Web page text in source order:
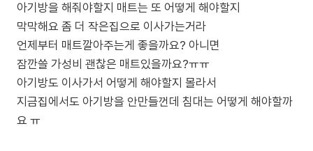
아기방을 해줘야할지 매트는 또 어떻게 해야할지
막막해요 좀 더 작은집으로 이사가는거라
언제부터 매트깔아주는게 좋을까요? 아니면
잠깐쓸 가성비 괜찮은 매트있을까요?ㅠㅠ
아기방도 이사가서 어떻게 해야할지 몰라서
지금집에서도 아기방을 안만들껀데 침대는 어떻게 해야할까
요 ㅠ